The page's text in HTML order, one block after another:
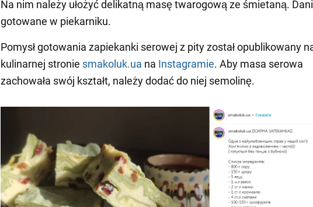
Na nim należy ułożyć delikatną masę twarogową ze śmietaną.
gotowane w piekarniku.
Pomysł gotowania zapiekanki serowej z pity został opublikowany
kulinarnej stronie smakoluk.ua na Instagramie. Aby masa serowa
zachowała swój kształt, należy dodać do niej semolinę.